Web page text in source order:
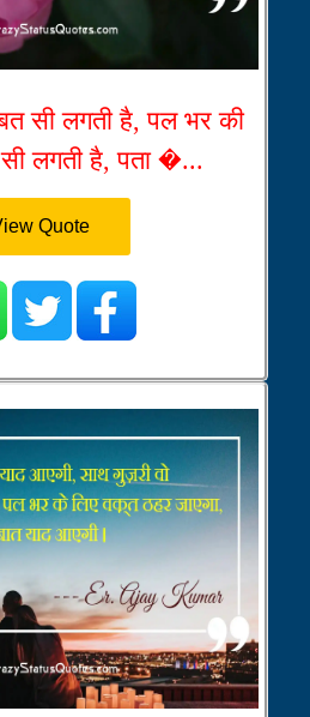
सी लगती है, पल भर की
सी लगती है, पता �...
Quote